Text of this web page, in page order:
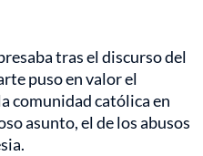
tras el discurso del
puso en valor el
comunidad católica en
asunto, el de los abusos